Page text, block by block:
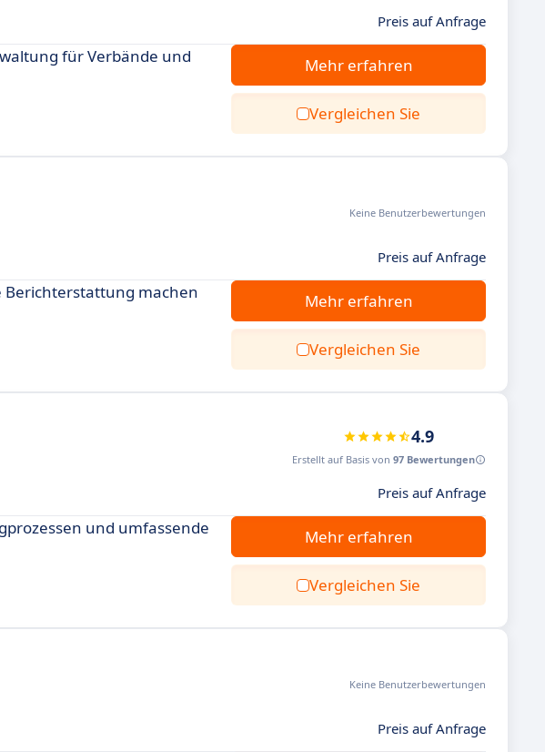
Preis auf Anfrage
für Verbände und
Mehr erfahren
Vergleichen Sie
Keine Benutzerbewertungen
Preis auf Anfrage
machen
Mehr erfahren
Vergleichen Sie
4.9
Erstellt auf Basis von 97 Bewertungen
Preis auf Anfrage
und umfassende
Mehr erfahren
Vergleichen Sie
Keine Benutzerbewertungen
Preis auf Anfrage